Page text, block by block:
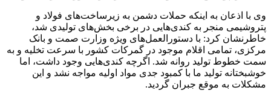
وی با اذعان به اینکه حملات دشمن به زیرساخت‌های فولاد و
پتروشیمی منجر به کندی‌هایی در برخی بخش‌های تولیدی شد،
خاطرنشان کرد: با دستورالعمل‌های ویژه وزارت صمت و بانک
مرکزی، تمامی اقلام موجود در گمرکات کشور با سرعت تخلیه و به
سمت خطوط تولید روانه شد. اگرچه کندی‌هایی وجود داشت، اما
خوشبختانه تولید ما با کمبود جدی مواد اولیه مواجه نشد و این
مشکلات به موقع جبران گردید.